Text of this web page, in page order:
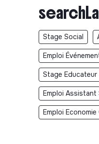
Stage Social
Emploi
Stage Educateur
Emploi Assistant
Emploi Economie